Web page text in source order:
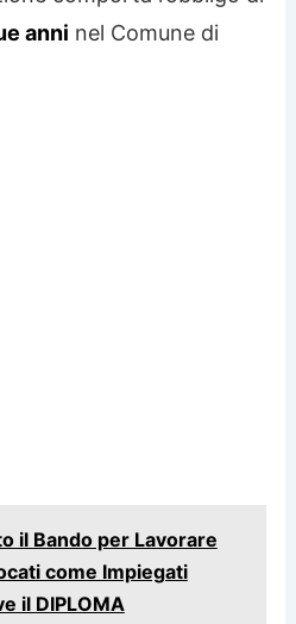
anni nel Comune di
il Bando per Lavorare
come Impiegati
il DIPLOMA